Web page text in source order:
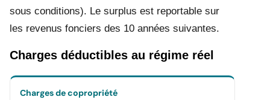
sous conditions). Le surplus est reportable sur
les revenus fonciers des 10 années suivantes.
Charges déductibles au régime réel
Charges de copropriété